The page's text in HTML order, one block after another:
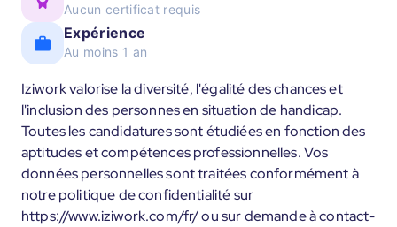
Aucun certificat requis
Expérience
Au moins 1 an
Iziwork valorise la diversité, l'égalité des chances et
l'inclusion des personnes en situation de handicap.
Toutes les candidatures sont étudiées en fonction des
aptitudes et compétences professionnelles. Vos
données personnelles sont traitées conformément à
notre politique de confidentialité sur
https://www.iziwork.com/fr/ ou sur demande à contact-